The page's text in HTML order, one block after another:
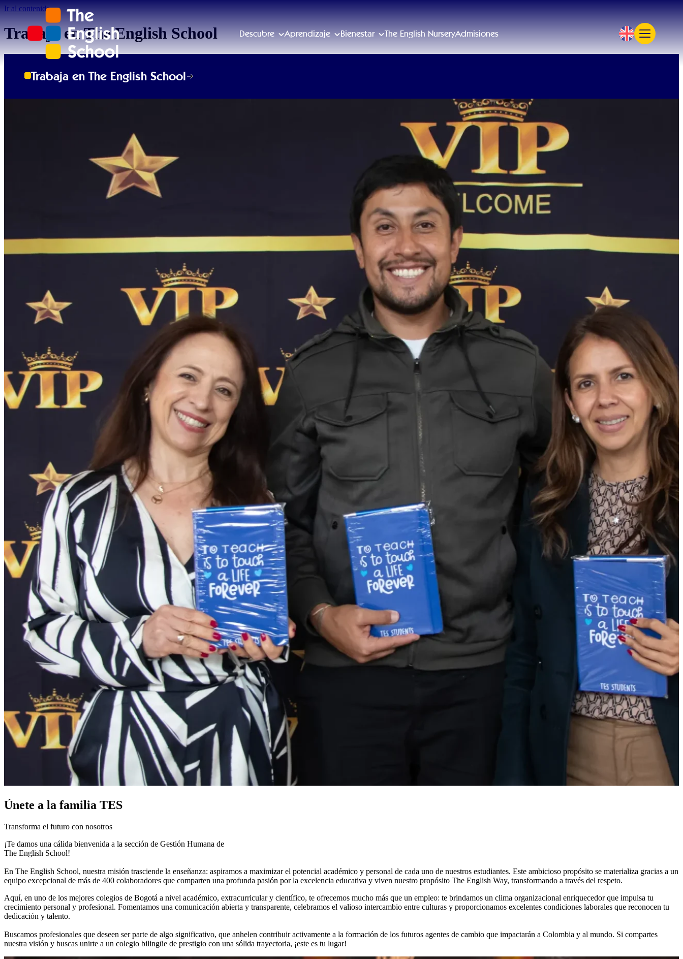
Ir al contenido
Descubre Aprendizaje Bienestar The English NurseryAdmisiones
Trabaja en The English School
Trabaja en The English School
Únete a la familia TES
Transforma el futuro con nosotros
¡Te damos una cálida bienvenida a la sección de Gestión Humana de
The English School!
En The English School, nuestra misión trasciende la enseñanza: aspiramos a maximizar el potencial académico y personal de cada uno de nuestros estudiantes. Este ambicioso propósito se materializa gracias a un
equipo excepcional de más de 400 colaboradores que comparten una profunda pasión por la excelencia educativa y viven nuestro propósito The English Way, transformando a través del respeto.
Aquí, en uno de los mejores colegios de Bogotá a nivel académico, extracurricular y científico, te ofrecemos mucho más que un empleo: te brindamos un clima organizacional enriquecedor que impulsa tu
crecimiento personal y profesional. Fomentamos una comunicación abierta y transparente, celebramos el valioso intercambio entre culturas y proporcionamos excelentes condiciones laborales que reconocen tu
dedicación y talento.
Buscamos profesionales que deseen ser parte de algo significativo, que anhelen contribuir activamente a la formación de los futuros agentes de cambio que impactarán a Colombia y al mundo. Si compartes
nuestra visión y buscas unirte a un colegio bilingüe de prestigio con una sólida trayectoria, ¡este es tu lugar!